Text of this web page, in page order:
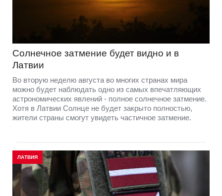
Солнечное затмение будет видно и в
Латвии
Во вторую неделю августа во многих странах мира
можно будет наблюдать одно из самых впечатляющих
астрономических явлений - полное солнечное затмение.
Хотя в Латвии Солнце не будет закрыто полностью,
жители страны смогут увидеть частичное затмение.
ЛАТВИЯ